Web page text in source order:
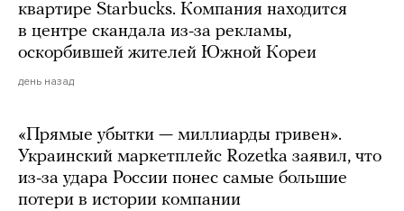
квартире Starbucks. Компания находится
в центре скандала из-за рекламы,
оскорбившей жителей Южной Кореи
день назад
«Прямые убытки — миллиарды гривен».
Украинский маркетплейс Rozetka заявил, что
из-за удара России понес самые большие
потери в истории компании